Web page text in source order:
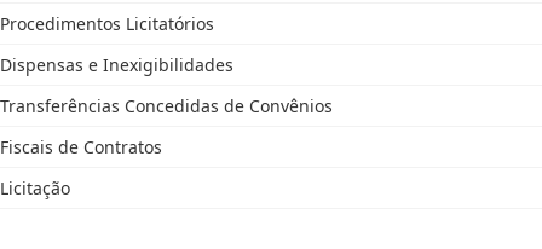
Procedimentos Licitatórios
Dispensas e Inexigibilidades
Transferências Concedidas de Convênios
Fiscais de Contratos
Licitação